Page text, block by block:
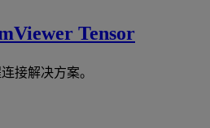
Tensor
接解决方案。